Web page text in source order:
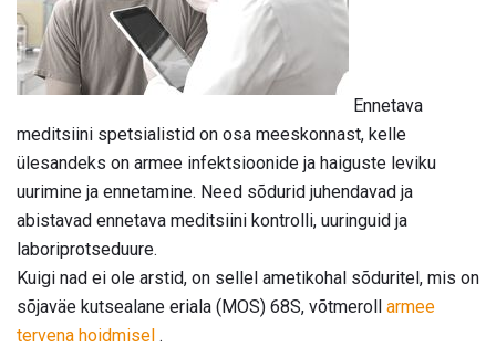
Ennetava
meditsiini spetsialistid on osa meeskonnast, kelle
ülesandeks on armee infektsioonide ja haiguste leviku
uurimine ja ennetamine. Need sõdurid juhendavad ja
abistavad ennetava meditsiini kontrolli, uuringuid ja
laboriprotseduure.
Kuigi nad ei ole arstid, on sellel ametikohal sõduritel, mis on
sõjaväe kutsealane eriala (MOS) 68S, võtmeroll armee
tervena hoidmisel .